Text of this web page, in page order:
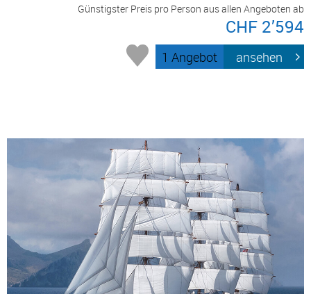
Günstigster Preis pro Person aus allen Angeboten ab
CHF 2’594
1 Angebot ansehen